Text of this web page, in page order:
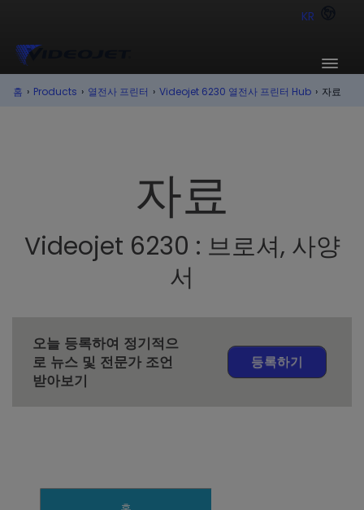
KR
홈 › Products › 열전사 프린터 › Videojet 6230 열전사 프린터 Hub › 자료
자료
Videojet 6230 : 브로셔, 사양
서
오늘 등록하여 정기적으
로 뉴스 및 전문가 조언
받아보기
등록하기